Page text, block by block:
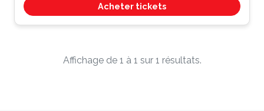
Acheter tickets
Affichage de 1 à 1 sur 1 résultats.